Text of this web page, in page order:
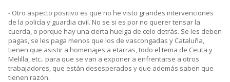
- Otro aspecto positivo es que no he visto grandes intervenciones
de la policía y guardia civil. No se si es por no querer tensar la
cuerda, o porque hay una cierta huelga de celo detrás. Se les deben
pagas, se les paga menos que los de vascongadas y Cataluña,
tienen que asistir a homenajes a etarras, todo el tema de Ceuta y
Melilla, etc.. para que se van a exponer a enfrentarse a otros
trabajadores, que están desesperados y que además saben que
tienen razón.